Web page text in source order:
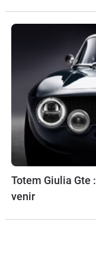
Totem Giulia Gte
venir